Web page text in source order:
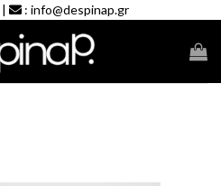
| : info@despinap.gr